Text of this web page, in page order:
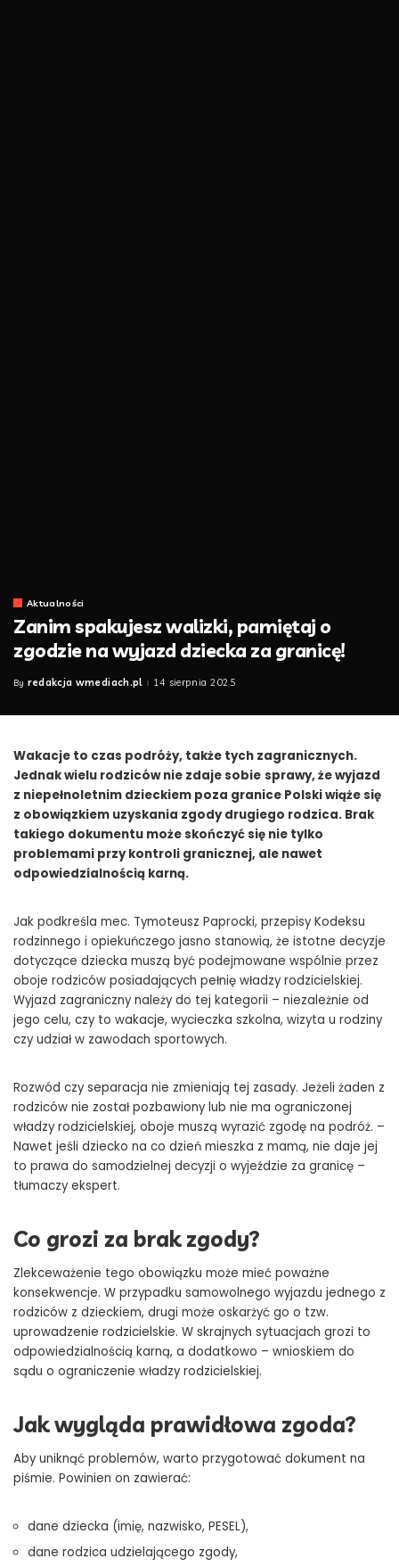
Aktualności
Zanim spakujesz walizki, pamiętaj o
zgodzie na wyjazd dziecka za granicę!
Posted
By redakcja wmediach.pl 14 sierpnia 2025
Wakacje to czas podróży, także tych zagranicznych.
Jednak wielu rodziców nie zdaje sobie sprawy, że wyjazd
z niepełnoletnim dzieckiem poza granice Polski wiąże się
z obowiązkiem uzyskania zgody drugiego rodzica. Brak
takiego dokumentu może skończyć się nie tylko
problemami przy kontroli granicznej, ale nawet
odpowiedzialnością karną.
Jak podkreśla mec. Tymoteusz Paprocki, przepisy Kodeksu
rodzinnego i opiekuńczego jasno stanowią, że istotne decyzje
dotyczące dziecka muszą być podejmowane wspólnie przez
oboje rodziców posiadających pełnię władzy rodzicielskiej.
Wyjazd zagraniczny należy do tej kategorii – niezależnie od
jego celu, czy to wakacje, wycieczka szkolna, wizyta u rodziny
czy udział w zawodach sportowych.
Rozwód czy separacja nie zmieniają tej zasady. Jeżeli żaden z
rodziców nie został pozbawiony lub nie ma ograniczonej
władzy rodzicielskiej, oboje muszą wyrazić zgodę na podróż. –
Nawet jeśli dziecko na co dzień mieszka z mamą, nie daje jej
to prawa do samodzielnej decyzji o wyjeździe za granicę –
tłumaczy ekspert.
Co grozi za brak zgody?
Zlekceważenie tego obowiązku może mieć poważne
konsekwencje. W przypadku samowolnego wyjazdu jednego z
rodziców z dzieckiem, drugi może oskarżyć go o tzw.
uprowadzenie rodzicielskie. W skrajnych sytuacjach grozi to
odpowiedzialnością karną, a dodatkowo – wnioskiem do
sądu o ograniczenie władzy rodzicielskiej.
Jak wygląda prawidłowa zgoda?
Aby uniknąć problemów, warto przygotować dokument na
piśmie. Powinien on zawierać:
dane dziecka (imię, nazwisko, PESEL),
dane rodzica udzielającego zgody,